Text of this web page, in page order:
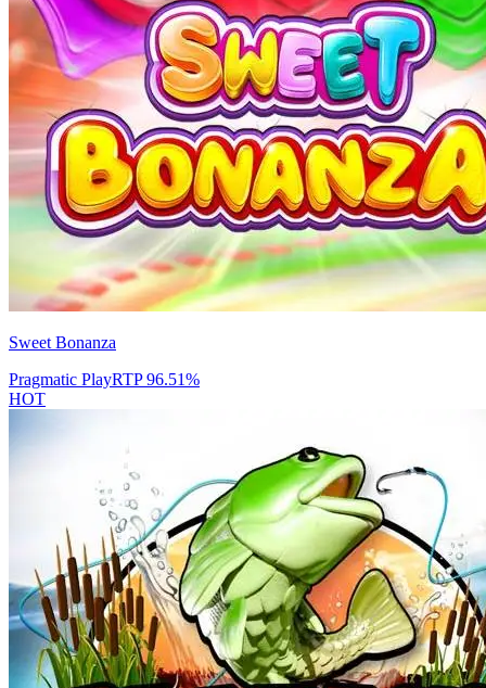
Sweet Bonanza
Pragmatic PlayRTP96.51%
HOT